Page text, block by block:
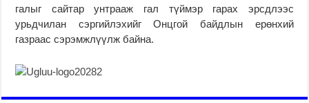
галыг сайтар унтрааж гал түймэр гарах эрсдлээс
урьдчилан сэргийлэхийг Онцгой байдлын ерөнхий
газраас сэрэмжлүүлж байна.